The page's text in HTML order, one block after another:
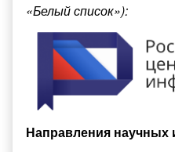
«Белый список»):
Направления научных